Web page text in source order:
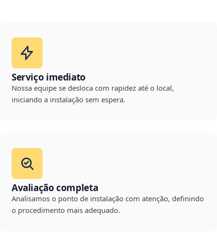
Serviço imediato
Nossa equipe se desloca com rapidez até o local,
iniciando a instalação sem espera.
Avaliação completa
Analisamos o ponto de instalação com atenção, definindo
o procedimento mais adequado.